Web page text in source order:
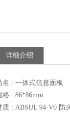
详细介绍
名 : 一体式信息面板
格 : 86*86mm
质 : ABSUL 94-V0 防